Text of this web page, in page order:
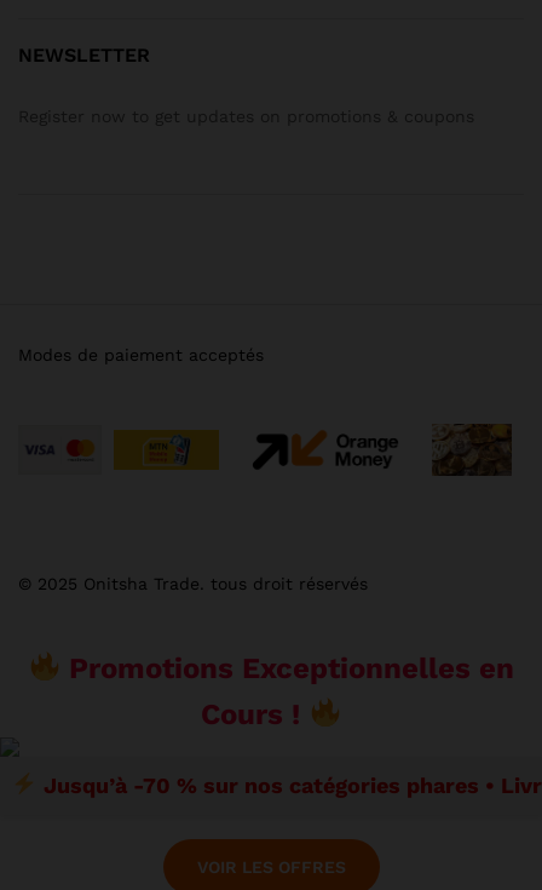
NEWSLETTER
© 2025 Onitsha Trade. tous droit réservés
Modes de paiement acceptés
Promotions Exceptionnelles en
Cours !
Jusqu’à -70 % sur nos catégories phares •
VOIR LES OFFRES